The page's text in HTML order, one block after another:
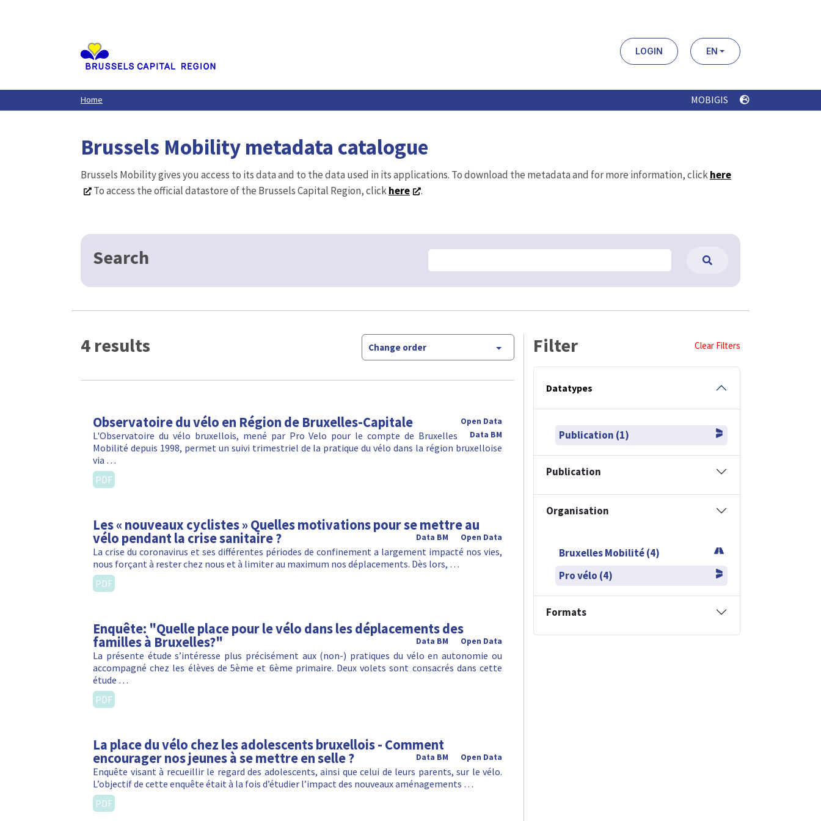
LOGIN EN
Home MOBIGIS
Brussels Mobility metadata catalogue
Brussels Mobility gives you access to its data and to the data used in its applications. To download the metadata and for more information, clickhere
To access the official datastore of the Brussels Capital Region, clickhere .
Search
4 results Change order
Observatoire du vélo en Région de Bruxelles-Capitale
Open Data
Data BM
L'Observatoire du vélo bruxellois, mené par Pro Velo pour le compte de Bruxelles
Mobilité depuis 1998, permet un suivi trimestriel de la pratique du vélo dans la région bruxelloise
via …
PDF
Les « nouveaux cyclistes » Quelles motivations pour se mettre au
vélo pendant la crise sanitaire ? Open Data
Data BM
La crise du coronavirus et ses différentes périodes de confinement a largement impacté nos vies,
nous forçant à rester chez nous et à limiter au maximum nos déplacements. Dès lors, …
PDF
Enquête: "Quelle place pour le vélo dans les déplacements des
familles à Bruxelles?" Open Data
Data BM
La présente étude s’intéresse plus précisément aux (non-) pratiques du vélo en autonomie ou
accompagné chez les élèves de 5ème et 6ème primaire. Deux volets sont consacrés dans cette
étude …
PDF
La place du vélo chez les adolescents bruxellois - Comment
encourager nos jeunes à se mettre en selle ? Open Data
Data BM
Enquête visant à recueillir le regard des adolescents, ainsi que celui de leurs parents, sur le vélo.
L’objectif de cette enquête était à la fois d’étudier l’impact des nouveaux aménagements …
PDF
Filter Clear Filters
Datatypes
Publication (1)
Publication
Organisation
Bruxelles Mobilité (4)
Pro vélo (4)
Formats